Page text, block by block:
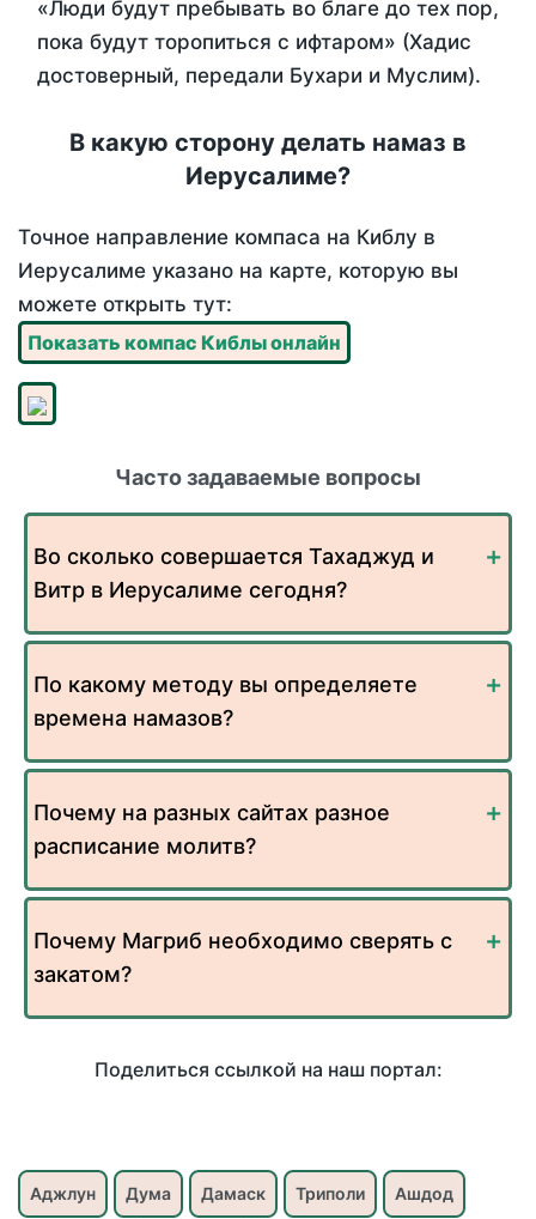
«Люди будут пребывать во благе до тех пор,
пока будут торопиться с ифтаром» (Хадис
достоверный, передали Бухари и Муслим).
В какую сторону делать намаз в
Иерусалиме?
Точное направление компаса на Киблу в
Иерусалиме указано на карте, которую вы
можете открыть тут:
Показать компас Киблы онлайн
Часто задаваемые вопросы
Во сколько совершается Тахаджуд и
Витр в Иерусалиме сегодня?
По какому методу вы определяете
времена намазов?
Почему на разных сайтах разное
расписание молитв?
Почему Магриб необходимо сверять с
закатом?
Поделиться ссылкой на наш портал:
Аджлун Дума Дамаск Триполи Ашдод